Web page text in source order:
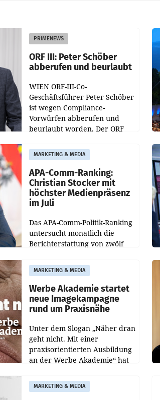
PRIMENEWS
ORF III: Peter Schöber
abberufen und beurlaubt
WIEN ORF-III-Co-
Geschäftsführer Peter Schöber
ist wegen Compliance-
Vorwürfen abberufen und
beurlaubt worden. Der ORF
entsprechende
Medienberichte.
MARKETING & MEDIA
APA-Comm-Ranking:
Christian Stocker mit
höchster Medienpräsenz
im Juli
Das APA-Comm-Politik-Ranking
untersucht monatlich die
Berichterstattung von zwölf
Tageszeitungen und analysiert,
welche Politikerinnen und
Politiker Österreichs die
MARKETING & MEDIA
Werbe Akademie startet
neue Imagekampagne
rund um Praxisnähe
Unter dem Slogan „Näher dran
geht nicht. Mit einer
praxisorientierten Ausbildung
an der Werbe Akademie“ hat
WIFI Wien eine neue
Imagekampagne gestartet.
MARKETING & MEDIA